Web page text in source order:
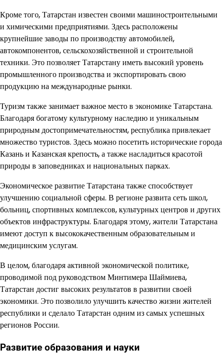
Кроме того, Татарстан известен своими машиностроительными
и химическими предприятиями. Здесь расположены
крупнейшие заводы по производству автомобилей,
автокомпонентов, сельскохозяйственной и строительной
техники. Это позволяет Татарстану иметь высокий уровень
промышленного производства и экспортировать свою
продукцию на международные рынки.
Туризм также занимает важное место в экономике Татарстана.
Благодаря богатому культурному наследию и уникальным
природным достопримечательностям, республика привлекает
множество туристов. Здесь можно посетить исторические города
Казань и Казанская крепость, а также насладиться красотой
природы в заповедниках и национальных парках.
Экономическое развитие Татарстана также способствует
улучшению социальной сферы. В регионе развита сеть школ,
больниц, спортивных комплексов, культурных центров и других
объектов инфраструктуры. Благодаря этому, жители Татарстана
имеют доступ к высококачественным образовательным и
медицинским услугам.
В целом, благодаря активной экономической политике,
проводимой под руководством Минтимера Шаймиева,
Татарстан достиг высоких результатов в развитии своей
экономики. Это позволило улучшить качество жизни жителей
республики и сделало Татарстан одним из самых успешных
регионов России.
Развитие образования и науки